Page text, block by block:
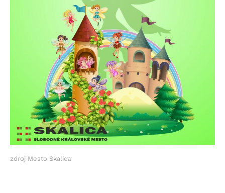
zdroj Mesto Skalica